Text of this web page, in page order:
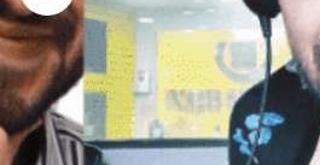
Locutor profesional